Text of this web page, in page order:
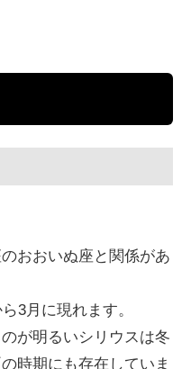
おおいぬ座と関係があ
3月に現れます。
が明るいシリウスは冬
時期にも存在していま